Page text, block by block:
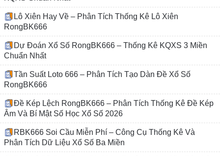
Lô Xiên Hay Về – Phân Tích Thống Kê Lô Xiên
RongBK666
Dự Đoán Xổ Số RongBK666 – Thống Kê KQXS 3 Miền
Chuẩn Nhất
Tần Suất Loto 666 – Phân Tích Tạo Dàn Đề Xổ Số
RongBK666
Đề Kép Lệch RongBK666 – Phân Tích Thống Kê Đề Kép
Âm Và Bí Mật Số Học Xổ Số 2026
RBK666 Soi Cầu Miễn Phí – Công Cụ Thống Kê Và
Phân Tích Dữ Liệu Xổ Số Ba Miền